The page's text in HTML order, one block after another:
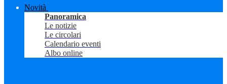
Novità
Panoramica
Le notizie
Le circolari
Calendario eventi
Albo online